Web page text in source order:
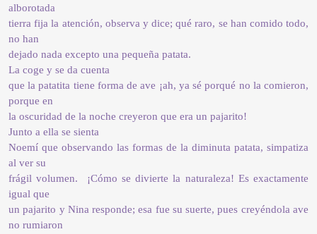
alborotada
tierra fija la atención, observa y dice; qué raro, se han comido todo,
no han
dejado nada excepto una pequeña patata.
La coge y se da cuenta
que la patatita tiene forma de ave ¡ah, ya sé porqué no la comieron,
porque en
la oscuridad de la noche creyeron que era un pajarito!
Junto a ella se sienta
Noemí que observando las formas de la diminuta patata, simpatiza
al ver su
frágil volumen. ¡Cómo se divierte la naturaleza! Es exactamente
igual que
un pajarito y Nina responde; esa fue su suerte, pues creyéndola ave
no rumiaron